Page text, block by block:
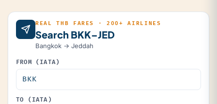
REAL THB FARES · 200+ AIRLINES
Search BKK–JED
Bangkok → Jeddah
FROM (IATA)
TO (IATA)